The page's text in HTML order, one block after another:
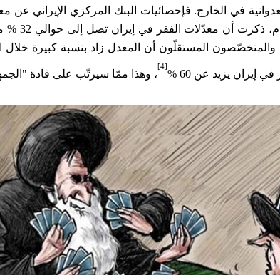
في الخارج. فإحصائيات البنك المركزي الإيراني عن
والتي
المستقلّون أن المعدل زاد بنسبة كبيرة خلال
إيران يزيد عن 60 %
[4]
، وهذا ممّا سيرتّب على قادة